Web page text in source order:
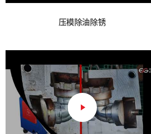
压模除油除锈